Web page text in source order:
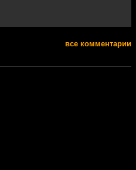
все комментарии